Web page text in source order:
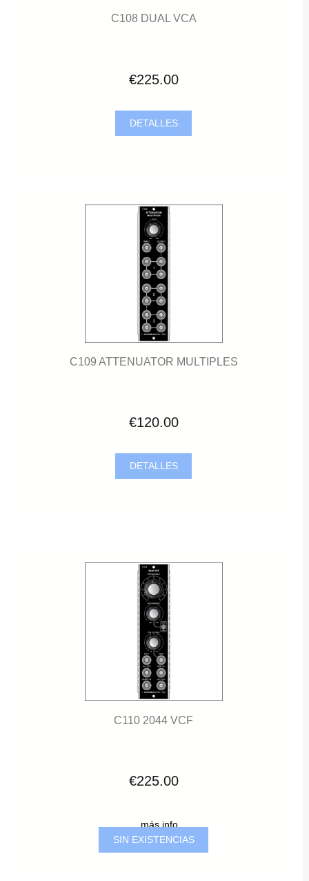
C108 DUAL VCA
€225.00
DETALLES
C109 ATTENUATOR MULTIPLES
€120.00
DETALLES
C110 2044 VCF
€225.00
... más info
SIN EXISTENCIAS